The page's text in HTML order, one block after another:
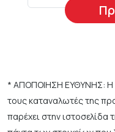
* ΑΠΟΠΟΙΗΣΗ ΕΥΘΥΝΗΣ: Η
τους καταναλωτές της
παρέχει στην ιστοσελίδα